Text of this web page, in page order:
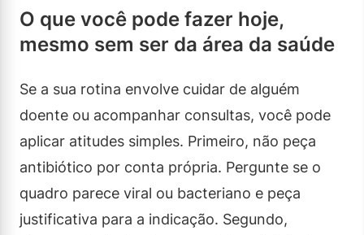
O que você pode fazer hoje,
mesmo sem ser da área da saúde
Se a sua rotina envolve cuidar de alguém
doente ou acompanhar consultas, você pode
aplicar atitudes simples. Primeiro, não peça
antibiótico por conta própria. Pergunte se o
quadro parece viral ou bacteriano e peça
justificativa para a indicação. Segundo,